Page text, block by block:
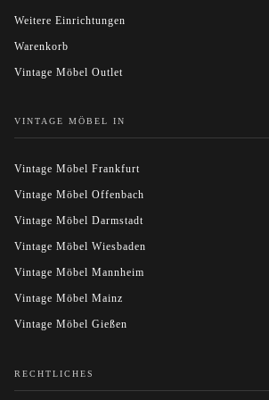
Weitere Einrichtungen
Warenkorb
Vintage Möbel Outlet
VINTAGE MÖBEL IN
Vintage Möbel Frankfurt
Vintage Möbel Offenbach
Vintage Möbel Darmstadt
Vintage Möbel Wiesbaden
Vintage Möbel Mannheim
Vintage Möbel Mainz
Vintage Möbel Gießen
RECHTLICHES